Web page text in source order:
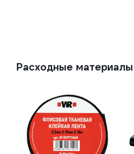
Расходные материалы